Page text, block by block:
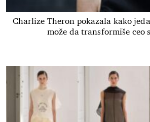
Charlize Theron pokazala kako
može da transformiše ceo